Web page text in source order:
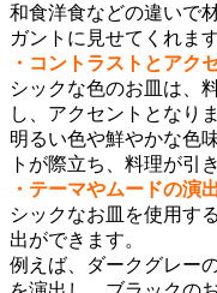
和食洋食などの違いで
ガントに見せてくれます
・コントラストとアク
シックな色のお皿は、
し、アクセントとなりま
明るい色や鮮やかな色
トが際立ち、料理が引
・テーマやムードの演
シックなお皿を使用す
出ができます。
例えば、ダークグレー